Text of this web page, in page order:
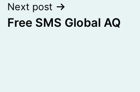
Next post
Free SMS Global AQ